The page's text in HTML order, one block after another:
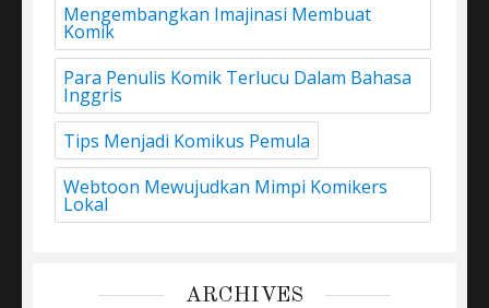
Mengembangkan Imajinasi Membuat
Komik
Para Penulis Komik Terlucu Dalam Bahasa
Inggris
Tips Menjadi Komikus Pemula
Webtoon Mewujudkan Mimpi Komikers
Lokal
ARCHIVES